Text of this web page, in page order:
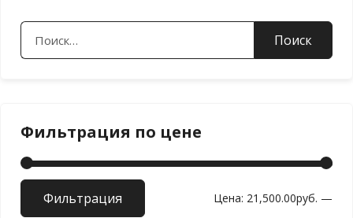
Найти:
Фильтрация по цене
Фильтрация Цена: 21,500.00руб. —